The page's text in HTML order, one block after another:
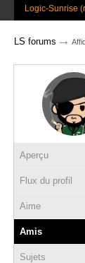
Logic-Sunrise
LS forums →
Aperçu
Flux du profil
Aime
Amis
Sujets